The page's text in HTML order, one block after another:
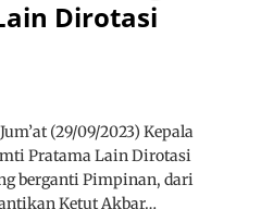
Dirotasi
(29/09/2023) Kepala
Pratama Lain Dirotasi
berganti Pimpinan, dari
Ketut Akbar…